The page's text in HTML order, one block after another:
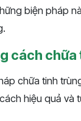
biện pháp
cách
chữa tinh
hiệu quả và